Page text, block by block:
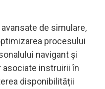
de simulare,
procesului
navigant și
instruirii în
disponibilității